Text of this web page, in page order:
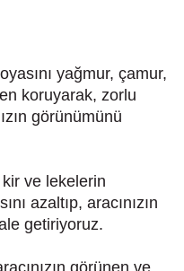
yağmur, çamur,
koruyarak, zorlu
görünümünü
ve lekelerin
azaltıp, aracınızın
getiriyoruz.